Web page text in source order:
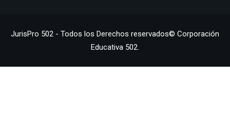
JurisPro 502 - Todos los Derechos reservados© Corporación
Educativa 502.